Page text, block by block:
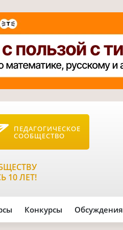
ПЕДАГОГИЧЕСКОЕ
СООБЩЕСТВО
10 ЛЕТ!
Конкурсы Обсуждения